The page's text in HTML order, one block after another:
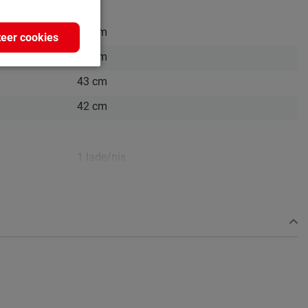
47 cm
42 cm
43 cm
42 cm
cookies